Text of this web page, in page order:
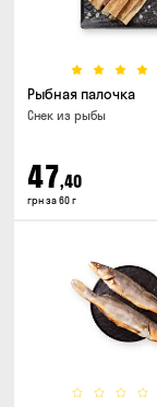
Рыбная палочка
Снек из рыбы
47,40
грн за 60 г